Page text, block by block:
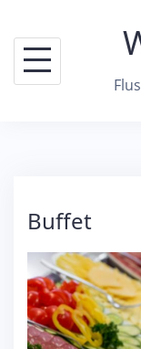
content
Buffet